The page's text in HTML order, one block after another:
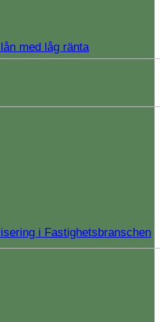
med låg ränta
i Fastighetsbranschen